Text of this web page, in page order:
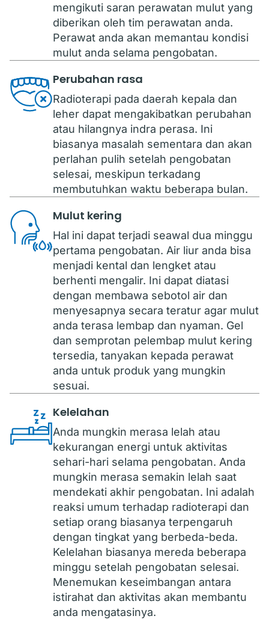
mengikuti saran perawatan mulut yang
diberikan oleh tim perawatan anda.
Perawat anda akan memantau kondisi
mulut anda selama pengobatan.
Perubahan rasa
Radioterapi pada daerah kepala dan
leher dapat mengakibatkan perubahan
atau hilangnya indra perasa. Ini
biasanya masalah sementara dan akan
perlahan pulih setelah pengobatan
selesai, meskipun terkadang
membutuhkan waktu beberapa bulan.
Mulut kering
Hal ini dapat terjadi seawal dua minggu
pertama pengobatan. Air liur anda bisa
menjadi kental dan lengket atau
berhenti mengalir. Ini dapat diatasi
dengan membawa sebotol air dan
menyesapnya secara teratur agar mulut
anda terasa lembap dan nyaman. Gel
dan semprotan pelembap mulut kering
tersedia, tanyakan kepada perawat
anda untuk produk yang mungkin
sesuai.
Kelelahan
Anda mungkin merasa lelah atau
kekurangan energi untuk aktivitas
sehari-hari selama pengobatan. Anda
mungkin merasa semakin lelah saat
mendekati akhir pengobatan. Ini adalah
reaksi umum terhadap radioterapi dan
setiap orang biasanya terpengaruh
dengan tingkat yang berbeda-beda.
Kelelahan biasanya mereda beberapa
minggu setelah pengobatan selesai.
Menemukan keseimbangan antara
istirahat dan aktivitas akan membantu
anda mengatasinya.